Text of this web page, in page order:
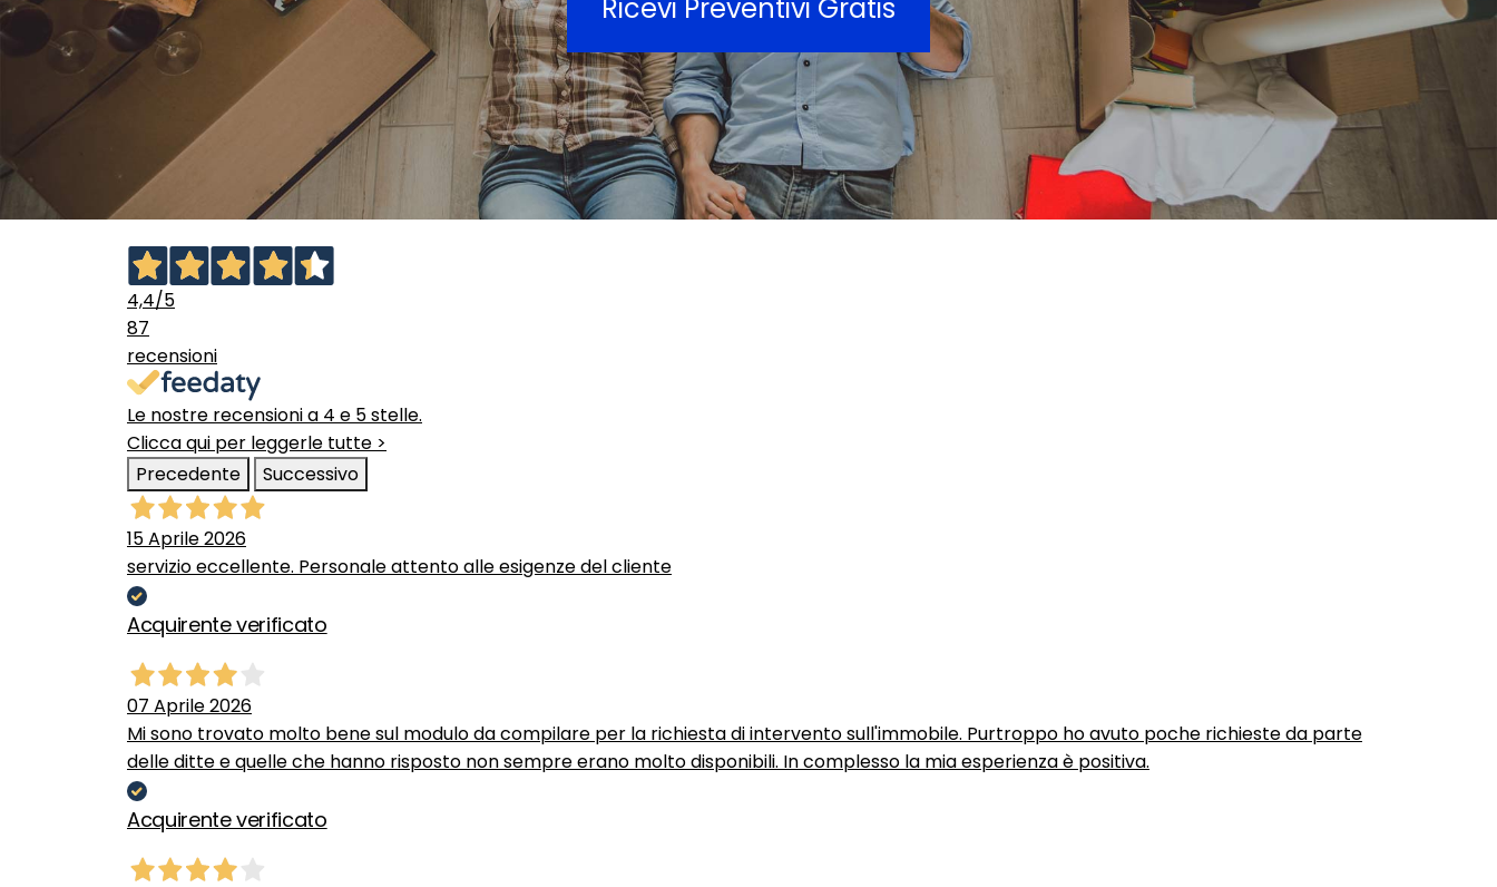
Ricevi Preventivi Gratis
4,4/5
87
recensioni
Le nostre recensioni a 4 e 5 stelle.
Clicca qui per leggerle tutte >
Precedente
Successivo
15 Aprile 2026
servizio eccellente. Personale attento alle esigenze del cliente
Acquirente verificato
07 Aprile 2026
Mi sono trovato molto bene sul modulo da compilare per la richiesta di intervento sull'immobile. Purtroppo ho avuto poche richieste da parte
delle ditte e quelle che hanno risposto non sempre erano molto disponibili. In complesso la mia esperienza è positiva.
Acquirente verificato